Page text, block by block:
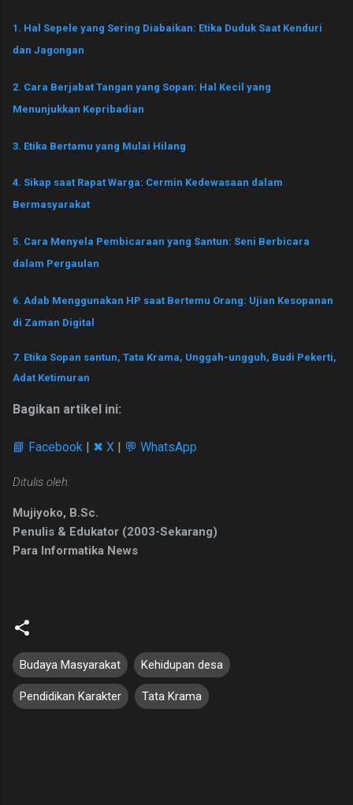
1. Hal Sepele yang Sering Diabaikan: Etika Duduk Saat Kenduri
dan Jagongan
2. Cara Berjabat Tangan yang Sopan: Hal Kecil yang
Menunjukkan Kepribadian
3. Etika Bertamu yang Mulai Hilang
4. Sikap saat Rapat Warga: Cermin Kedewasaan dalam
Bermasyarakat
5. Cara Menyela Pembicaraan yang Santun: Seni Berbicara
dalam Pergaulan
6. Adab Menggunakan HP saat Bertemu Orang: Ujian Kesopanan
di Zaman Digital
7. Etika Sopan santun, Tata Krama, Unggah-ungguh, Budi Pekerti,
Adat Ketimuran
Bagikan artikel ini:
📘 Facebook ✖ X 💬 WhatsApp
Ditulis oleh:
Mujiyoko, B.Sc.
Penulis & Edukator (2003-Sekarang)
Para Informatika News
Budaya Masyarakat Kehidupan desa
Pendidikan Karakter Tata Krama